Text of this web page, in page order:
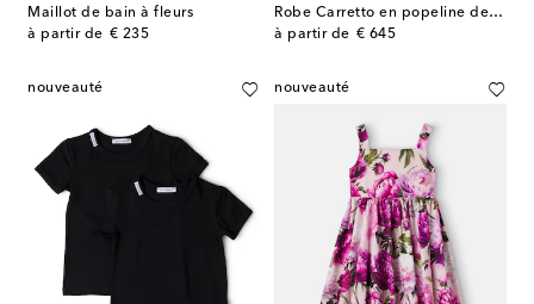
Maillot de bain à fleurs
à partir de € 235
original price
Robe Carretto en popeline de coton
à partir de € 645
original price
nouveauté nouveauté